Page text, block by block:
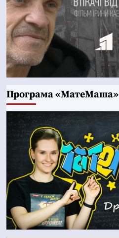
Програма «МатеМаша»